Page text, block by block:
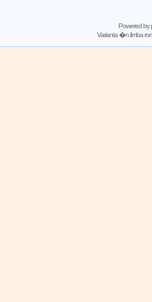
Powered by
Varianta �n limba